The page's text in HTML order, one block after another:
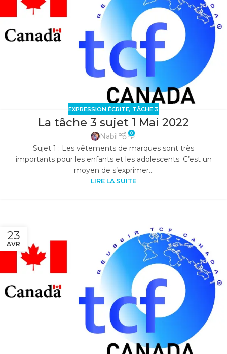
EXPRESSION ÉCRITE, TÂCHE 3
La tâche 3 sujet 1 Mai 2022
Nabil 0
Sujet 1 : Les vêtements de marques sont très
importants pour les enfants et les adolescents. C’est un
moyen de s’exprimer...
LIRE LA SUITE
23
AVR